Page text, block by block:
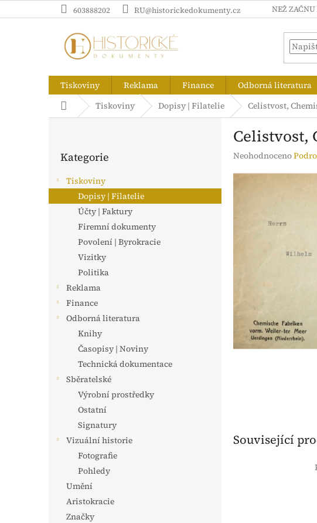
na
603888202 RU@historickedokumenty.cz NEŽ ZAČNU
Tiskoviny Reklama Finance Odborná literatura
Domů Tiskoviny Dopisy | Filatelie Celistvost,
a
n
kategorie
Kategorie
Tiskoviny
Dopisy | Filatelie
Účty | Faktury
Firemní dokumenty
Povolení | Byrokracie
Vizitky
Politika
Reklama
Finance
Odborná literatura
Knihy
Časopisy | Noviny
Technická dokumentace
Sběratelské
Výrobní prostředky
Ostatní
Signatury
Vizuální historie
Fotografie
Pohledy
Umění
Aristokracie
Značky
Celistvost,
Průměrné
produktu
je
5
Neohodnoceno
Související